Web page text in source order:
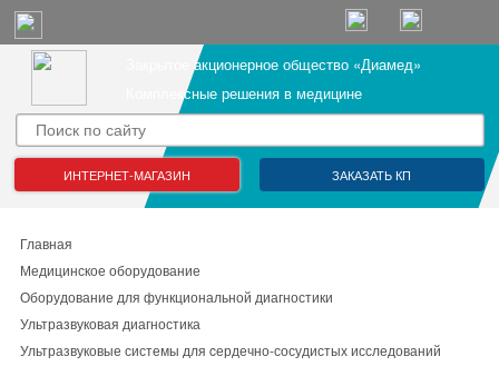
Закрытое акционерное общество «Диамед»
Комплексные решения в медицине
ИНТЕРНЕТ-МАГАЗИН ЗАКАЗАТЬ КП
Главная
Медицинское оборудование
Оборудование для функциональной диагностики
Ультразвуковая диагностика
Ультразвуковые системы для cердечно-сосудистых исследований